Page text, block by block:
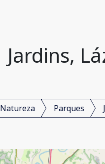
Jardins,
Natureza Parques